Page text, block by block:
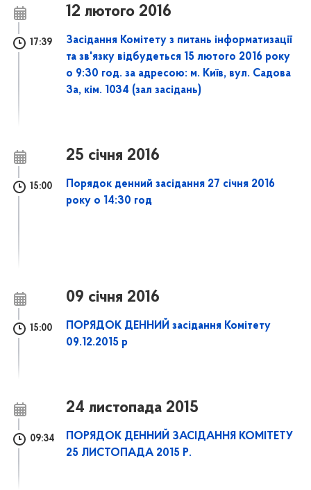
12 лютого 2016
17:39
Засідання Комітету з питань інформатизації
та зв'язку відбудеться 15 лютого 2016 року
о 9:30 год. за адресою: м. Київ, вул. Садова
3а, кім. 1034 (зал засідань)
25 січня 2016
15:00
Порядок денний засідання 27 січня 2016
року о 14:30 год
09 січня 2016
15:00
ПОРЯДОК ДЕННИЙ засідання Комітету
09.12.2015 р
24 листопада 2015
09:34
ПОРЯДОК ДЕННИЙ ЗАСІДАННЯ КОМІТЕТУ
25 ЛИСТОПАДА 2015 Р.